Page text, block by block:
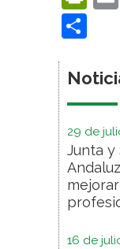
29 de
Junta y
16 de